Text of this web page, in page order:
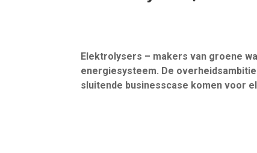
Elektrolysers – makers van groene
energiesysteem. De overheidsambitie
sluitende businesscase komen voor